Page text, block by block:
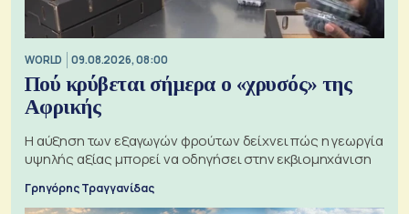
WORLD 09.08.2026, 08:00
Πού κρύβεται σήμερα ο «χρυσός» της
Αφρικής
Η αύξηση των εξαγωγών φρούτων δείχνει πώς η γεωργία
υψηλής αξίας μπορεί να οδηγήσει στην εκβιομηχάνιση
Γρηγόρης Τραγγανίδας